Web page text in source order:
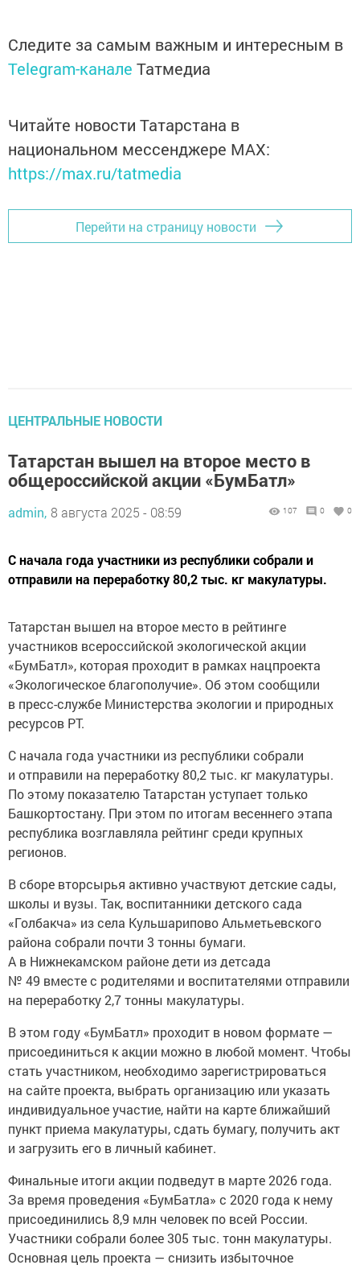
Следите за самым важным и интересным в
Telegram-канале Татмедиа
Читайте новости Татарстана в
национальном мессенджере MАХ:
https://max.ru/tatmedia
Перейти на страницу новости
ЦЕНТРАЛЬНЫЕ НОВОСТИ
Татарстан вышел на второе место в
общероссийской акции «БумБатл»
admin, 8 августа 2025 - 08:59 107 0 0
С начала года участники из республики собрали и
отправили на переработку 80,2 тыс. кг макулатуры.
Татарстан вышел на второе место в рейтинге
участников всероссийской экологической акции
«БумБатл», которая проходит в рамках нацпроекта
«Экологическое благополучие». Об этом сообщили
в пресс-службе Министерства экологии и природных
ресурсов РТ.
С начала года участники из республики собрали
и отправили на переработку 80,2 тыс. кг макулатуры.
По этому показателю Татарстан уступает только
Башкортостану. При этом по итогам весеннего этапа
республика возглавляла рейтинг среди крупных
регионов.
В сборе вторсырья активно участвуют детские сады,
школы и вузы. Так, воспитанники детского сада
«Голбакча» из села Кульшарипово Альметьевского
района собрали почти 3 тонны бумаги.
А в Нижнекамском районе дети из детсада
№ 49 вместе с родителями и воспитателями отправили
на переработку 2,7 тонны макулатуры.
В этом году «БумБатл» проходит в новом формате —
присоединиться к акции можно в любой момент. Чтобы
стать участником, необходимо зарегистрироваться
на сайте проекта, выбрать организацию или указать
индивидуальное участие, найти на карте ближайший
пункт приема макулатуры, сдать бумагу, получить акт
и загрузить его в личный кабинет.
Финальные итоги акции подведут в марте 2026 года.
За время проведения «БумБатла» с 2020 года к нему
присоединились 8,9 млн человек по всей России.
Участники собрали более 305 тыс. тонн макулатуры.
Основная цель проекта — снизить избыточное